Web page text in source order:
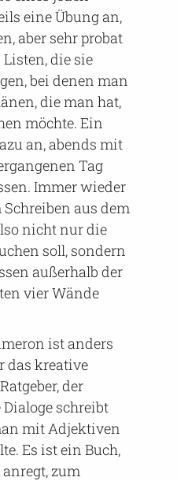
eine Übung an,
aber sehr probat
die sie
bei denen man
die man hat,
möchte. Ein
an, abends mit
Tag
Immer wieder
aus dem
nicht nur die
soll, sondern
außerhalb der
vier Wände
ist anders
das kreative
der
schreibt
mit Adjektiven
Es ist ein Buch,
zum